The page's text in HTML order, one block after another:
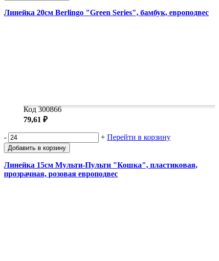
Линейка 20см Berlingo "Green Series", бамбук, европодвес
Код 300866
79,61 ₽
- + Перейти в корзину
Добавить в корзину
Линейка 15см Мульти-Пульти "Кошка", пластиковая,
прозрачная, розовая европодвес